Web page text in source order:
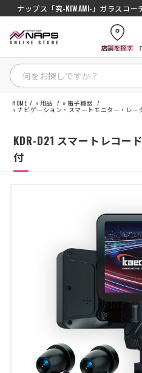
ナップス「究-KIWAMI-」ガラスコー
SENA J30/J10を徹底比較｜コスパ最
店舗を探す
HOME
カテゴリから探す
店舗
コーポレートサイト
特定商取引法に基づく表記
利用規約
HOME » 用品 » 電子機器
» ナビゲーション・スマートモニター・レー
KDR-D21 スマートレコー
付